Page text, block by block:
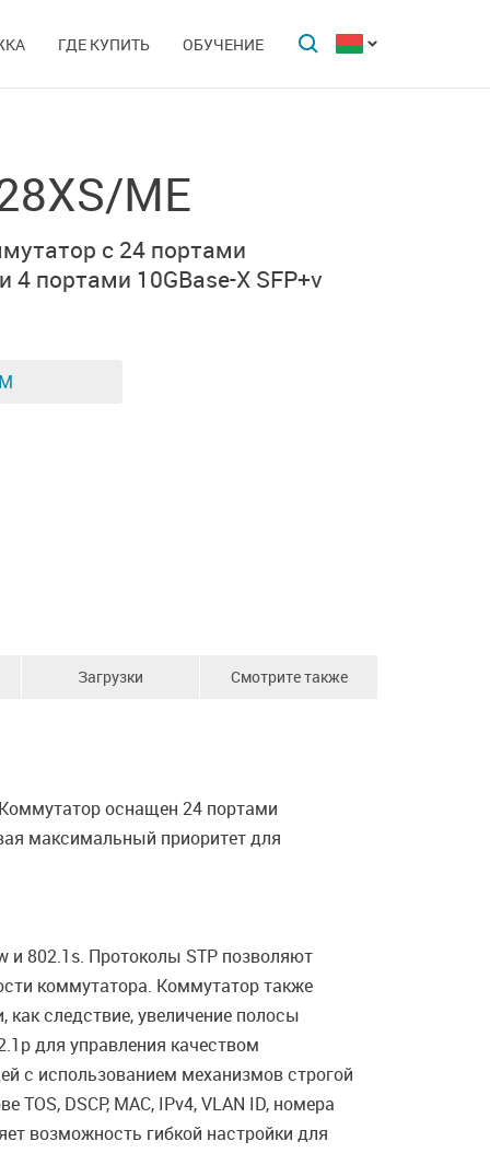
ГДЕ КУПИТЬ ОБУЧЕНИЕ
ME
с 24 портами
4 портами 10GBase-X SFP+v
Загрузки Смотрите также
оснащен 24 портами
максимальный приоритет для
и 802.1s. Протоколы STP позволяют
коммутатора. Коммутатор также
следствие, увеличение полосы
для управления качеством
с использованием механизмов строгой
DSCP, MAC, IPv4, VLAN ID, номера
возможность гибкой настройки для